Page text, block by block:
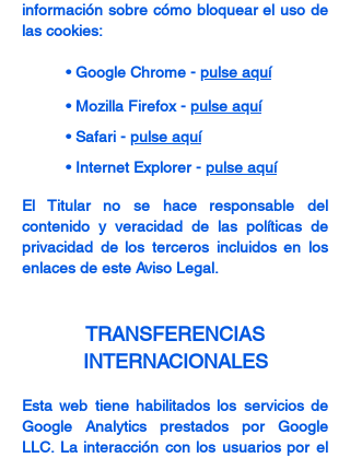
información sobre cómo bloquear el uso de
las cookies:
• Google Chrome - pulse aquí
• Mozilla Firefox - pulse aquí
• Safari - pulse aquí
• Internet Explorer - pulse aquí
El Titular no se hace responsable del
contenido y veracidad de las políticas de
privacidad de los terceros incluidos en los
enlaces de este Aviso Legal.
TRANSFERENCIAS
INTERNACIONALES
Esta web tiene habilitados los servicios de
Google Analytics prestados por Google
LLC. La interacción con los usuarios por el